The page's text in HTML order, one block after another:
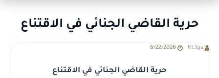
حرية القاضي الجنائي في الاقتناع
Nt3ga
6/22/2026
حرية القاضي الجنائي في الاقتناع